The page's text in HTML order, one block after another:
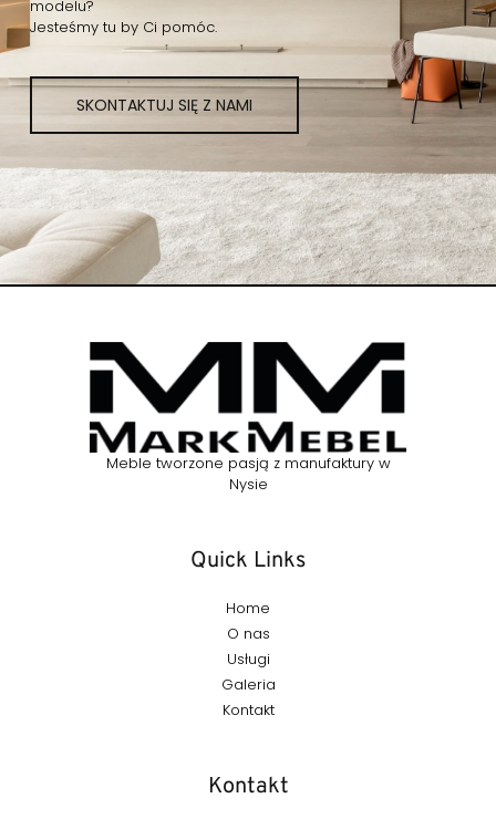
modelu?
Jesteśmy tu by Ci pomóc.
SKONTAKTUJ SIĘ Z NAMI
Meble tworzone pasją z manufaktury w
Nysie
Quick Links
Home
O nas
Usługi
Galeria
Kontakt
Kontakt